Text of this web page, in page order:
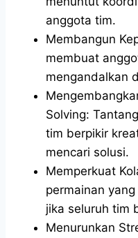
anggota tim.
Membangun
membuat
mengandalkan
Solving:
tim berpikir
mencari solusi.
Memperkuat
permainan
jika seluruh tim
Menurunkan